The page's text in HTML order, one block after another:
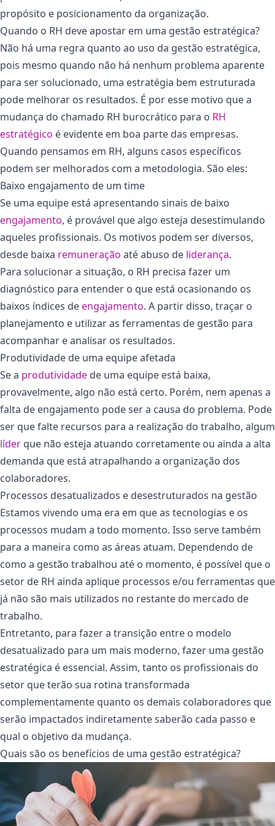
propósito e posicionamento da organização.
Quando o RH deve apostar em uma gestão estratégica?
Não há uma regra quanto ao uso da gestão estratégica,
pois mesmo quando não há nenhum problema aparente
para ser solucionado, uma estratégia bem estruturada
pode melhorar os resultados. É por esse motivo que a
mudança do chamado RH burocrático para o RH
estratégico é evidente em boa parte das empresas.
Quando pensamos em RH, alguns casos específicos
podem ser melhorados com a metodologia. São eles:
Baixo engajamento de um time
Se uma equipe está apresentando sinais de baixo
engajamento, é provável que algo esteja desestimulando
aqueles profissionais. Os motivos podem ser diversos,
desde baixa remuneração até abuso de liderança.
Para solucionar a situação, o RH precisa fazer um
diagnóstico para entender o que está ocasionando os
baixos índices deengajamento. A partir disso, traçar o
planejamento e utilizar as ferramentas de gestão para
acompanhar e analisar os resultados.
Produtividade de uma equipe afetada
Se a produtividade de uma equipe está baixa,
provavelmente, algo não está certo. Porém, nem apenas a
falta de engajamento pode ser a causa do problema. Pode
ser que falte recursos para a realização do trabalho, algum
líder que não esteja atuando corretamente ou ainda a alta
demanda que está atrapalhando a organização dos
colaboradores.
Processos desatualizados e desestruturados na gestão
Estamos vivendo uma era em que as tecnologias e os
processos mudam a todo momento. Isso serve também
para a maneira como as áreas atuam. Dependendo de
como a gestão trabalhou até o momento, é possível que o
setor de RH ainda aplique processos e/ou ferramentas que
já não são mais utilizados no restante do mercado de
trabalho.
Entretanto, para fazer a transição entre o modelo
desatualizado para um mais moderno, fazer uma gestão
estratégica é essencial. Assim, tanto os profissionais do
setor que terão sua rotina transformada
complementamente quanto os demais colaboradores que
serão impactados indiretamente saberão cada passo e
qual o objetivo da mudança.
Quais são os benefícios de uma gestão estratégica?